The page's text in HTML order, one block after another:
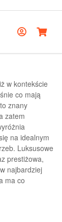
w kontekście
co mają
znany
zatem
na idealnym
Luksusowe
prestiżowa,
najbardziej
ma co